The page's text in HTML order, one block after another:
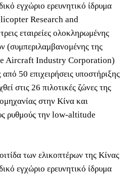
εγχώριο ερευνητικό ίδρυμα
Research and
εταιρείες ολοκληρωμένης
(συμπεριλαμβανομένης της
Aircraft Industry Corporation)
50 επιχειρήσεις υποστήριξης
στις 26 πιλοτικές ζώνες της
στην Κίνα και
ρυθμούς την low-altitude
των ελικοπτέρων της Κίνας
εγχώριο ερευνητικό ίδρυμα